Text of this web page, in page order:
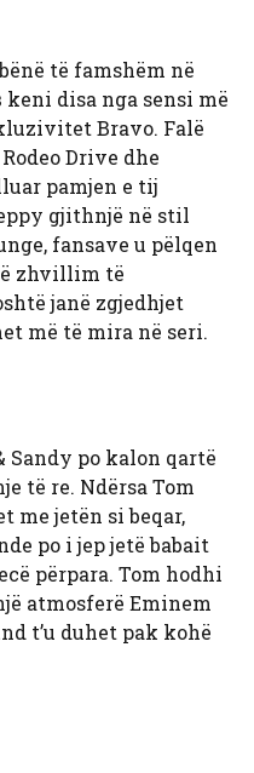
të famshëm në
keni disa nga sensi më
Bravo. Falë
Drive dhe
pamjen e tij
gjithnjë në stil
fansave u pëlqen
zhvillim të
janë zgjedhjet
më të mira në seri.
Sandy po kalon qartë
të re. Ndërsa Tom
me jetën si beqar,
po i jep jetë babait
përpara. Tom hodhi
atmosferë Eminem
t’u duhet pak kohë